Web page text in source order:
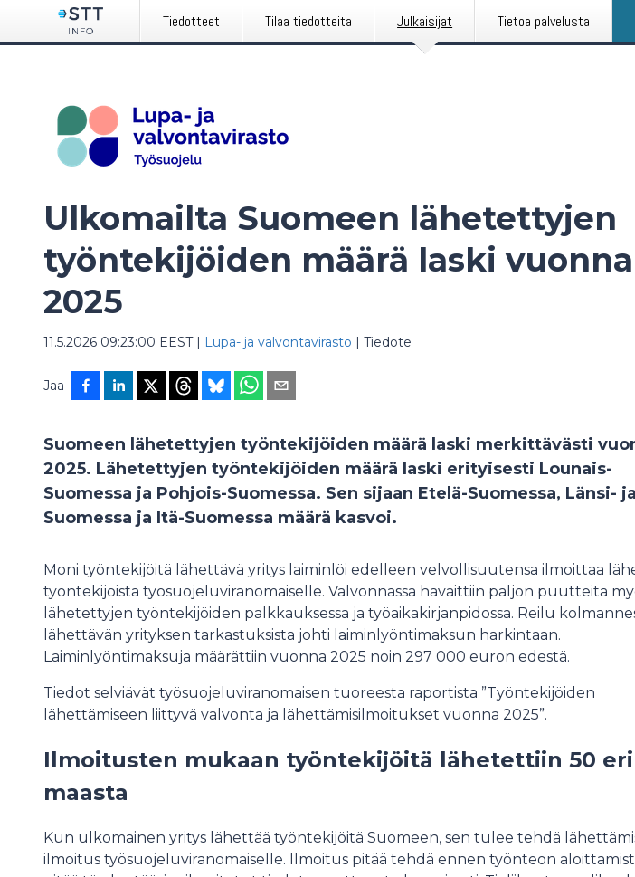
Tiedotteet Tilaa tiedotteita Julkaisijat Tietoa palvelusta
Ulkomailta Suomeen lähetettyjen
työntekijöiden määrä laski vuonna
2025
11.5.2026 09:23:00 EEST| Lupa- ja valvontavirasto | Tiedote
Jaa
Suomeen lähetettyjen työntekijöiden määrä laski merkittävästi
2025. Lähetettyjen työntekijöiden määrä laski erityisesti Lounais-
Suomessa ja Pohjois-Suomessa. Sen sijaan Etelä-Suomessa, Länsi-
Suomessa ja Itä-Suomessa määrä kasvoi.
Moni työntekijöitä lähettävä yritys laiminlöi edelleen velvollisuutensa ilmoittaa
työntekijöistä työsuojeluviranomaiselle. Valvonnassa havaittiin paljon puutteita
lähetettyjen työntekijöiden palkkauksessa ja työaikakirjanpidossa. Reilu
lähettävän yrityksen tarkastuksista johti laiminlyöntimaksun harkintaan.
Laiminlyöntimaksuja määrättiin vuonna 2025 noin 297 000 euron edestä.
Tiedot selviävät työsuojeluviranomaisen tuoreesta raportista ”Työntekijöiden
lähettämiseen liittyvä valvonta ja lähettämisilmoitukset vuonna 2025”.
Ilmoitusten mukaan työntekijöitä lähetettiin 50 eri
maasta
Kun ulkomainen yritys lähettää työntekijöitä Suomeen, sen tulee tehdä
ilmoitus työsuojeluviranomaiselle. Ilmoitus pitää tehdä ennen työnteon